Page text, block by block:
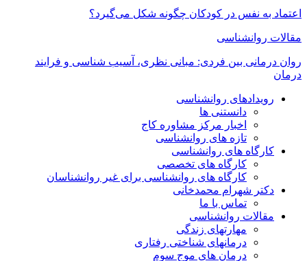
اعتماد به‌ نفس در کودکان چگونه شکل می‌گیرد؟
مقالات روانشناسی
روان درمانی بین فردی: مبانی نظری، آسیب شناسی و فرایند
درمان
رویدادهای روانشناسی
دانستنی ها
اخبار مرکز مشاوره کاج
تازه های روانشناسی
کارگاه های روانشناسی
کارگاه های تخصصی
کارگاه های روانشناسی برای غیر روانشناسان
دکتر شهرام محمدخانی
تماس با ما
مقالات روانشناسی
مهارتهای زندگی
درمانهای شناختی رفتاری
درمان های موج سوم